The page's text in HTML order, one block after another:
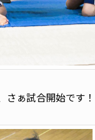
ぁ試合開始です！